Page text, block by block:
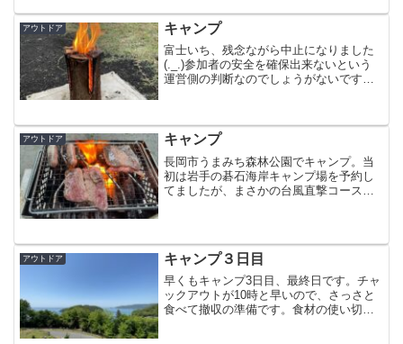
歩くとすぐ海岸です。せっかくシャワー
で汗を流したので、ほどほ...
アウトドア キャンプ
富士いち、残念ながら中止になりました
(._.)参加者の安全を確保出来ないという
運営側の判断なのでしょうがないですけ
かくなので周辺を観光って事で沼津まで
行って来ました。...
アウトドア キャンプ
長岡市うまみち森林公園でキャンプ。当
初は岩手の碁石海岸キャンプ場を予約し
てましたが、まさかの台風直撃コース
は洗い場と電源付き...
アウトドア キャンプ３日目
早くもキャンプ3日目、最終日です。チャ
ックアウトが10時と早いので、さっさと
食べて撤収の準備です。食材の使い切